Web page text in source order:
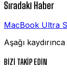
Sıradaki Haber
MacBook Ultra
Aşağı
BİZİ TAKİP EDİN